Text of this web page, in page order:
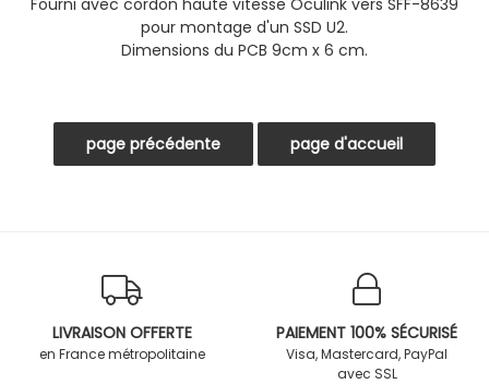
pour montage d'un SSD U2.
Dimensions du PCB 9cm x 6 cm.
LIVRAISON OFFERTE
en France métropolitaine
PAIEMENT 100% SÉCURISÉ
Visa, Mastercard, PayPal
avec SSL